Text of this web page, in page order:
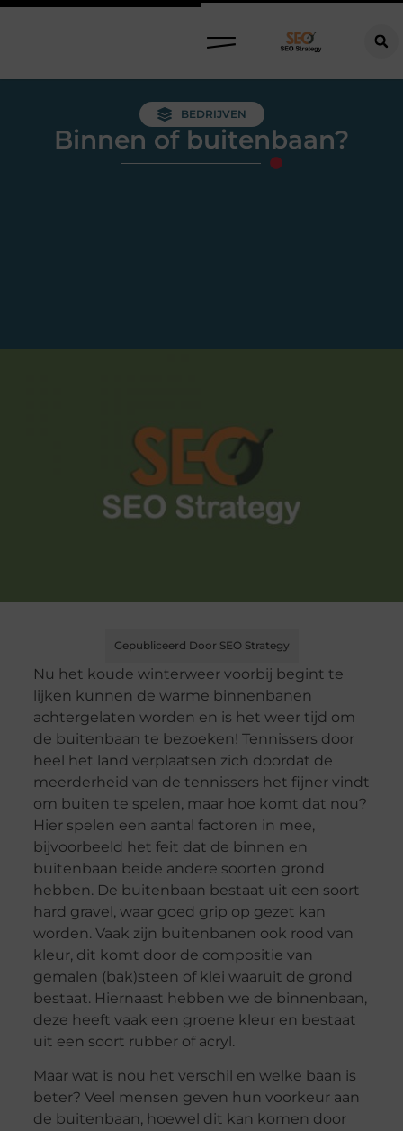
BEDRIJVEN
Binnen of buitenbaan?
Gepubliceerd Door SEO Strategy
Nu het koude winterweer voorbij begint te
lijken kunnen de warme binnenbanen
achtergelaten worden en is het weer tijd om
de buitenbaan te bezoeken! Tennissers door
heel het land verplaatsen zich doordat de
meerderheid van de tennissers het fijner vindt
om buiten te spelen, maar hoe komt dat nou?
Hier spelen een aantal factoren in mee,
bijvoorbeeld het feit dat de binnen en
buitenbaan beide andere soorten grond
hebben. De buitenbaan bestaat uit een soort
hard gravel, waar goed grip op gezet kan
worden. Vaak zijn buitenbanen ook rood van
kleur, dit komt door de compositie van
gemalen (bak)steen of klei waaruit de grond
bestaat. Hiernaast hebben we de binnenbaan,
deze heeft vaak een groene kleur en bestaat
uit een soort rubber of acryl.
Maar wat is nou het verschil en welke baan is
beter? Veel mensen geven hun voorkeur aan
de buitenbaan, hoewel dit kan komen door